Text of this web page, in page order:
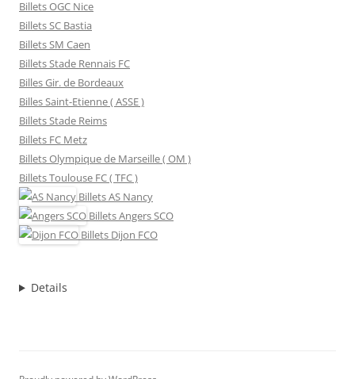
Billets OGC Nice
Billets SC Bastia
Billets SM Caen
Billets Stade Rennais FC
Billes Gir. de Bordeaux
Billes Saint-Etienne ( ASSE )
Billets Stade Reims
Billets FC Metz
Billets Olympique de Marseille ( OM )
Billets Toulouse FC ( TFC )
BilletsAS Nancy
BilletsAngers SCO
Billets Dijon FCO
Details